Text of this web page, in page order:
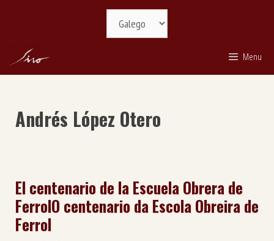
Menu
Andrés López Otero
El centenario de la Escuela Obrera de
FerrolO centenario da Escola Obreira de
Ferrol